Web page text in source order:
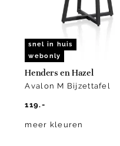
snel in huis
webonly
Henders en Hazel
Avalon M Bijzettafel
119.-
meer kleuren